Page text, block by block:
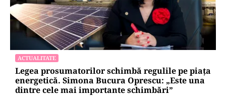
ACTUALITATE
Legea prosumatorilor schimbă regulile pe piața
energetică. Simona Bucura Oprescu: „Este una
dintre cele mai importante schimbări”